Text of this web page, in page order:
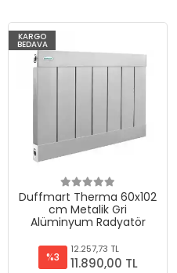
KARGO
BEDAVA
Duffmart Therma 60x102
cm Metalik Gri
Alüminyum Radyatör
%3
12.257,73 TL
11.890,00 TL